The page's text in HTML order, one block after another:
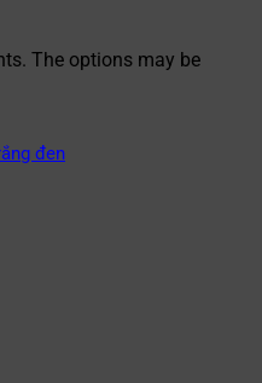
The options may be
đen